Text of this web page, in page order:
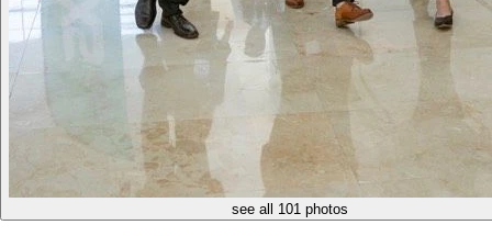
see all 101 photos